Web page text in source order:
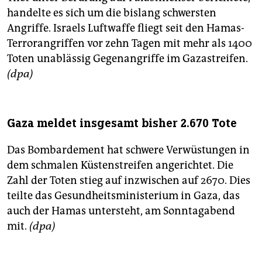
handelte es sich um die bislang schwersten
Angriffe. Israels Luftwaffe fliegt seit den Hamas-
Terrorangriffen vor zehn Tagen mit mehr als 1400
Toten unablässig Gegenangriffe im Gazastreifen.
(dpa)
Gaza meldet insgesamt bisher 2.670 Tote
Das Bombardement hat schwere Verwüstungen in
dem schmalen Küstenstreifen angerichtet. Die
Zahl der Toten stieg auf inzwischen auf 2670. Dies
teilte das Gesundheitsministerium in Gaza, das
auch der Hamas untersteht, am Sonntagabend
mit. (dpa)